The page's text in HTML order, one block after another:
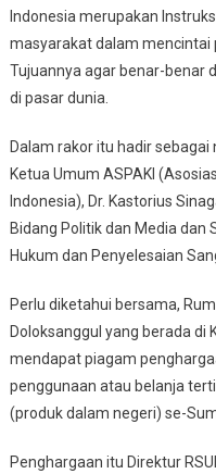
Indonesia merupakan
masyarakat dalam mencintai
Tujuannya agar benar-benar
di pasar dunia.
Dalam rakor itu hadir
Ketua Umum ASPAKI
Indonesia), Dr. Kastorius
Bidang Politik dan Media dan
Hukum dan Penyelesaian
Perlu diketahui bersama,
Doloksanggul yang berada di
mendapat piagam
penggunaan atau belanja
(produk dalam negeri) se-
Penghargaan itu Direktur